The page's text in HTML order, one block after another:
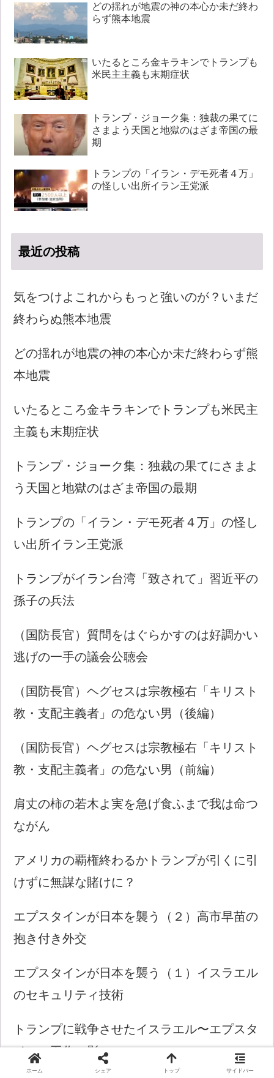
どの揺れが地震の神の本心か未だ終わ
らず熊本地震
いたるところ金キラキンでトランプも
米民主主義も末期症状
トランプ・ジョーク集：独裁の果てに
さまよう天国と地獄のはざま帝国の最
期
トランプの「イラン・デモ死者４万」
の怪しい出所イラン王党派
最近の投稿
気をつけよこれからもっと強いのが？いまだ
終わらぬ熊本地震
どの揺れが地震の神の本心か未だ終わらず熊
本地震
いたるところ金キラキンでトランプも米民主
主義も末期症状
トランプ・ジョーク集：独裁の果てにさまよ
う天国と地獄のはざま帝国の最期
トランプの「イラン・デモ死者４万」の怪し
い出所イラン王党派
トランプがイラン台湾「致されて」習近平の
孫子の兵法
（国防長官）質問をはぐらかすのは好調かい
逃げの一手の議会公聴会
（国防長官）ヘグセスは宗教極右「キリスト
教・支配主義者」の危ない男（後編）
（国防長官）ヘグセスは宗教極右「キリスト
教・支配主義者」の危ない男（前編）
肩丈の柿の若木よ実を急げ食ふまで我は命つ
ながん
アメリカの覇権終わるかトランプが引くに引
けずに無謀な賭けに？
エプスタインが日本を襲う（２）高市早苗の
抱き付き外交
エプスタインが日本を襲う（１）イスラエル
のセキュリティ技術
トランプに戦争させたイスラエル〜エプスタ
インの工作の影
ホーム シェア トップ サイドバー